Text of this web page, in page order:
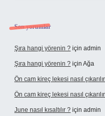
Son yorumlar
Şıra hangi yörenin ? için admin
Şıra hangi yörenin ? için Ağa
Ön cam kireç lekesi nasıl
Ön cam kireç lekesi nasıl
June nasıl kısaltılır ? için admin